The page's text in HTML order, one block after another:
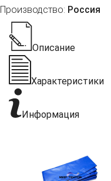
Производство: Россия
Описание
Характеристики
Информация